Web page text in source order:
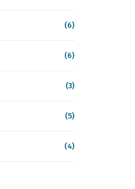
(6)
(6)
(3)
(5)
(4)